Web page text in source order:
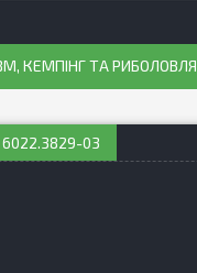
КЕМПІНГ ТА РИБОЛОВЛЯ
03